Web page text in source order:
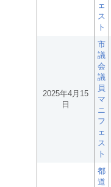
ェ
ス
ト
2025年4月15
日
市
議
会
議
員
マ
ニ
フ
ェ
ス
ト
都
道